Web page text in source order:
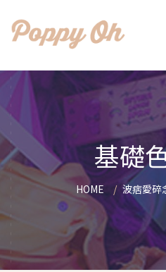
基礎
HOME 波痞愛碎